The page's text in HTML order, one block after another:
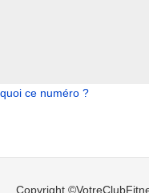
ce numéro ?
Copyright